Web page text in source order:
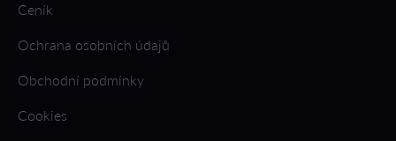
Ceník
Ochrana osobních údajů
Obchodní podmínky
Cookies